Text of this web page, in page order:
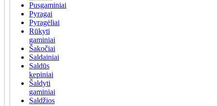
Pusgaminiai
Pyragai
Pyragėliai
Rūkyti
gaminiai
Šakočiai
Saldainiai
Saldūs
kepiniai
Šaldyti
gaminiai
Saldžios